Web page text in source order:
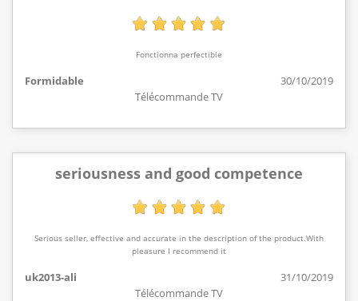
Fonctionna perfectible
Formidable
30/10/2019
Télécommande TV
seriousness and good competence
Serious seller, effective and accurate in the description of the product.With
pleasure I recommend it
uk2013-ali
31/10/2019
Télécommande TV